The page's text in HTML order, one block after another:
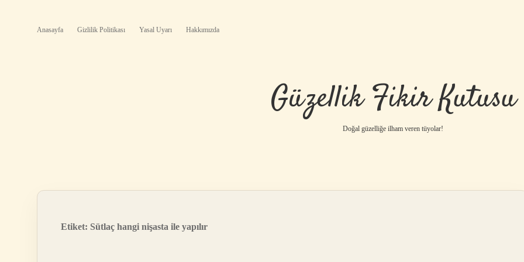
Anasayfa Gizlilik Politikası Yasal Uyarı Hakkımızda
Güzellik Fikir Kutusu
Doğal güzelliğe ilham veren tüyolar!
Etiket: Sütlaç hangi nişasta ile yapılır